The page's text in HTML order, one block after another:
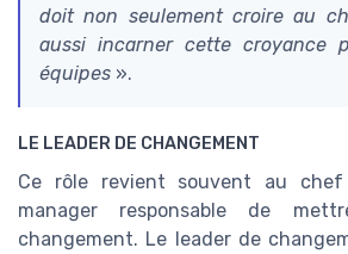
doit non seulement croire au
aussi incarner cette croyance
équipes ».
LE LEADER DE CHANGEMENT
Ce rôle revient souvent au
manager responsable de
changement. Le leader de